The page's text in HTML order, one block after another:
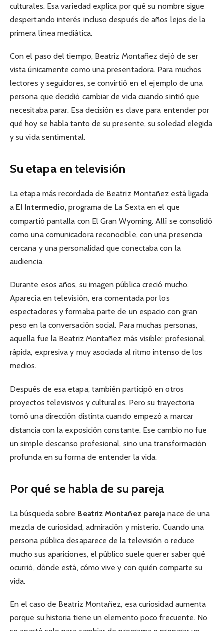
culturales. Esa variedad explica por qué su nombre sigue
despertando interés incluso después de años lejos de la
primera línea mediática.
Con el paso del tiempo, Beatriz Montañez dejó de ser
vista únicamente como una presentadora. Para muchos
lectores y seguidores, se convirtió en el ejemplo de una
persona que decidió cambiar de vida cuando sintió que
necesitaba parar. Esa decisión es clave para entender por
qué hoy se habla tanto de su presente, su soledad elegida
y su vida sentimental.
Su etapa en televisión
La etapa más recordada de Beatriz Montañez está ligada
a El Intermedio, programa de La Sexta en el que
compartió pantalla con El Gran Wyoming. Allí se consolidó
como una comunicadora reconocible, con una presencia
cercana y una personalidad que conectaba con la
audiencia.
Durante esos años, su imagen pública creció mucho.
Aparecía en televisión, era comentada por los
espectadores y formaba parte de un espacio con gran
peso en la conversación social. Para muchas personas,
aquella fue la Beatriz Montañez más visible: profesional,
rápida, expresiva y muy asociada al ritmo intenso de los
medios.
Después de esa etapa, también participó en otros
proyectos televisivos y culturales. Pero su trayectoria
tomó una dirección distinta cuando empezó a marcar
distancia con la exposición constante. Ese cambio no fue
un simple descanso profesional, sino una transformación
profunda en su forma de entender la vida.
Por qué se habla de su pareja
La búsqueda sobre Beatriz Montañez pareja nace de una
mezcla de curiosidad, admiración y misterio. Cuando una
persona pública desaparece de la televisión o reduce
mucho sus apariciones, el público suele querer saber qué
ocurrió, dónde está, cómo vive y con quién comparte su
vida.
En el caso de Beatriz Montañez, esa curiosidad aumenta
porque su historia tiene un elemento poco frecuente. No